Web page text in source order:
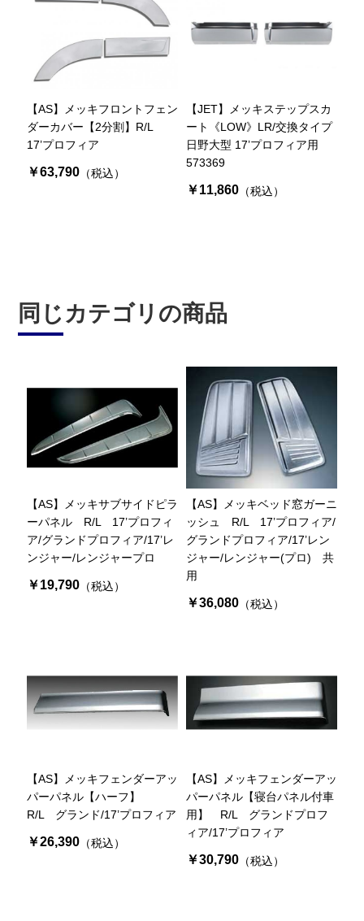
【AS】メッキフロントフェン
ダーカバー【2分割】R/L
17’プロフィア
￥63,790（税込）
【JET】メッキステップスカ
ート《LOW》LR/交換タイプ
日野大型 17’プロフィア用
573369
￥11,860（税込）
同じカテゴリの商品
【AS】メッキサブサイドピラ
ーパネル R/L 17’プロフィ
ア/グランドプロフィア/17’レ
ンジャー/レンジャープロ
￥19,790（税込）
【AS】メッキベッド窓ガーニ
ッシュ R/L 17’プロフィア/
グランドプロフィア/17’レン
ジャー/レンジャー(プロ) 共
用
￥36,080（税込）
【AS】メッキフェンダーアッ
パーパネル【ハーフ】
R/L グランド/17’プロフィア
￥26,390（税込）
【AS】メッキフェンダーアッ
パーパネル【寝台パネル付車
用】 R/L グランドプロフ
ィア/17’プロフィア
￥30,790（税込）